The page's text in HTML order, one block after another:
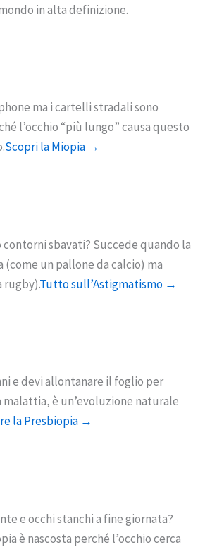
in alta definizione.
ma i cartelli stradali sono
l’occhio “più lungo” causa questo
Scopri la Miopia →
contorni sbavati? Succede quando la
(come un pallone da calcio) ma
rugby).Tutto sull’Astigmatismo →
e devi allontanare il foglio per
malattia, è un’evoluzione naturale
la Presbiopia →
e occhi stanchi a fine giornata?
è nascosta perché l’occhio cerca